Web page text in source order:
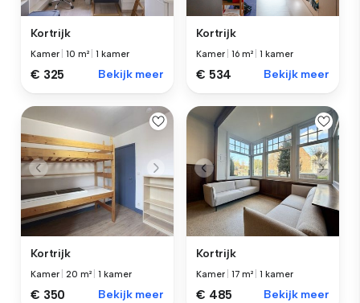
Kortrijk
Kamer |10 m² |1 kamer
€ 325 Bekijk meer
Kortrijk
Kamer |16 m² |1 kamer
€ 534 Bekijk meer
Kortrijk
Kamer 20 m² |1 kamer
€ 350 Bekijk meer
Kortrijk
Kamer |17 m² |1 kamer
€ 485 Bekijk meer